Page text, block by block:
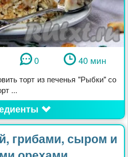
0 40 мин
торт из печенья "Рыбки" со
...
грибами, сыром и